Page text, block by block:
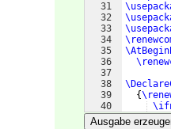
31
32
33
34
35
36
37
38
39
40
41
{
{
Ausgabe